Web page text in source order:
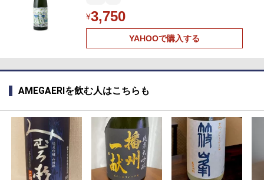
¥3,750
YAHOOで購入する
AMEGAERIを飲む人はこちらも